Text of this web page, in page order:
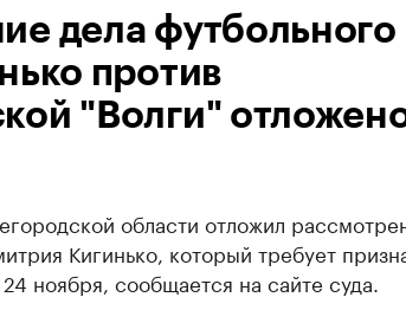
дела футбольного
против
"Волги"
области отложил
Кигинько, который требует
ноября, сообщается на сайте суда.